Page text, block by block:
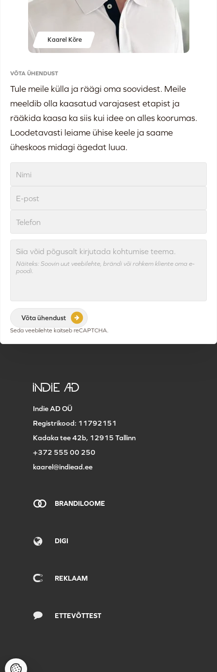
Kaarel Kõre
VÕTA ÜHENDUST
Tule meile külla ja räägi oma soovidest. Meile
meeldib olla kaasatud varajasest etapist ja
rääkida kaasa ka siis kui idee on alles koorumas.
Loodetavasti leiame ühise keele ja saame
üheskoos midagi ägedat luua.
Siia võid põgusalt kirjutada kohtumise teema.
Näiteks: Soovin uut veebilehte, brändi või rohkem kliente oma e-
poodi.
Seda veebilehte kaitseb reCAPTCHA.
Indie AD OÜ
Registrikood: 11792151
Kadaka tee 42b, 12915 Tallinn
+372 555 00 250
kaarel@indiead.ee
BRANDILOOME
DIGI
REKLAAM
ETTEVÕTTEST